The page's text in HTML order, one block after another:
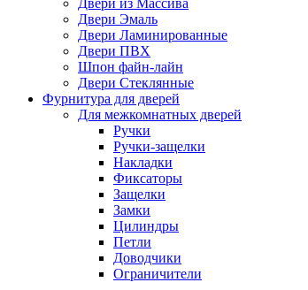
Двери из Массива
Двери Эмаль
Двери Ламинированные
Двери ПВХ
Шпон файн-лайн
Двери Стеклянные
Фурнитура для дверей
Для межкомнатных дверей
Ручки
Ручки-защелки
Накладки
Фиксаторы
Защелки
Замки
Цилиндры
Петли
Доводчики
Ограничители